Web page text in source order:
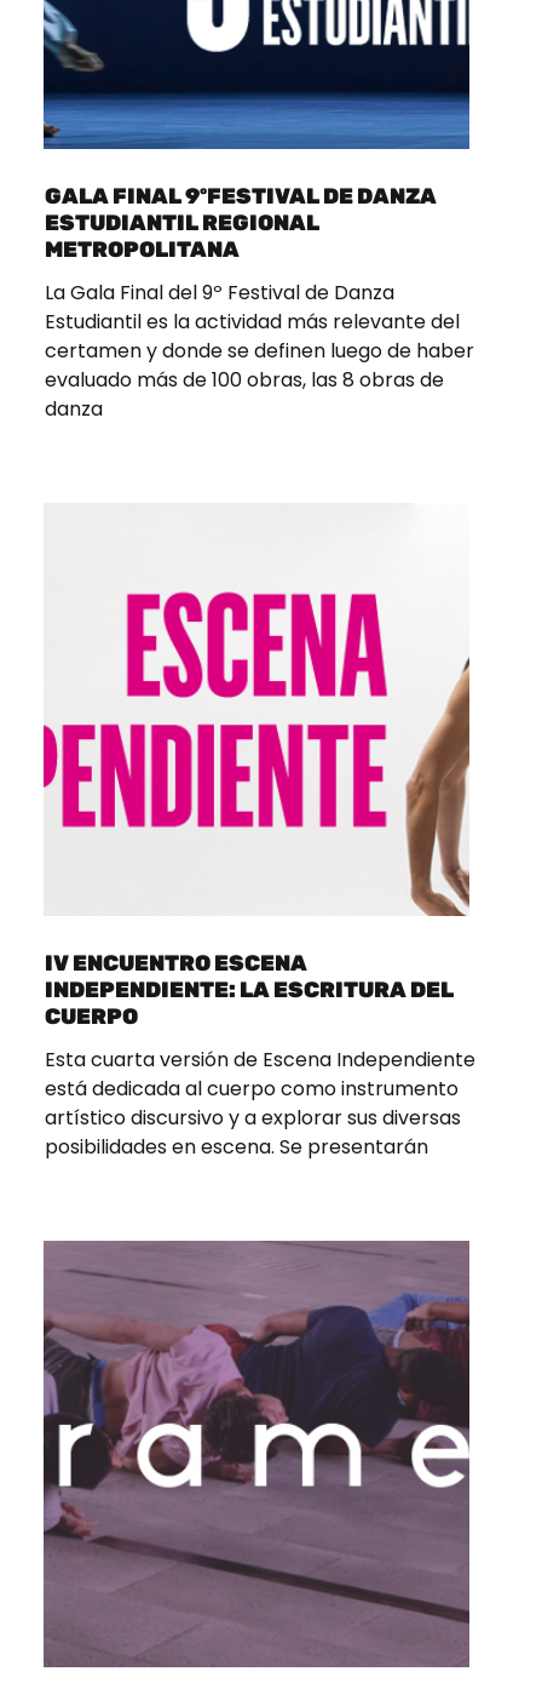
GALA FINAL 9ºFESTIVAL DE DANZA
ESTUDIANTIL REGIONAL
METROPOLITANA
La Gala Final del 9º Festival de Danza
Estudiantil es la actividad más relevante del
certamen y donde se definen luego de haber
evaluado más de 100 obras, las 8 obras de
danza
IV ENCUENTRO ESCENA
INDEPENDIENTE: LA ESCRITURA DEL
CUERPO
Esta cuarta versión de Escena Independiente
está dedicada al cuerpo como instrumento
artístico discursivo y a explorar sus diversas
posibilidades en escena. Se presentarán